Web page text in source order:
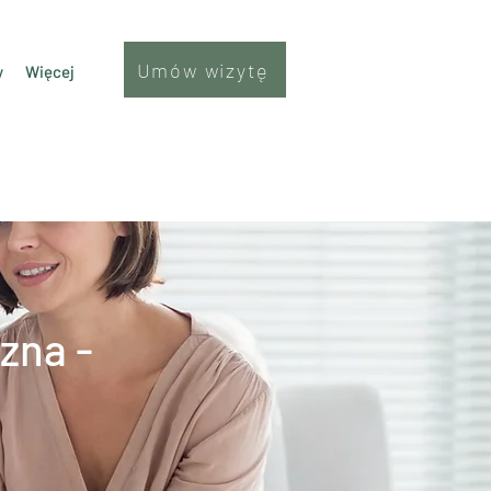
Więcej Umów wizytę
-